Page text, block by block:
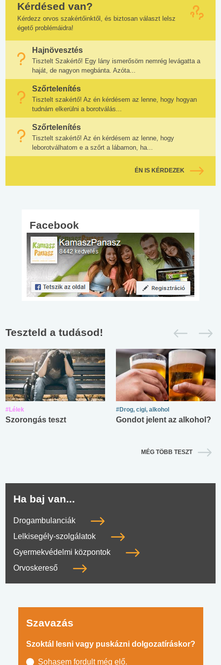
Kérdésed van?
Kérdezz orvos szakértőinktől, és biztosan választ lelsz
égető problémáidra!
Hajnövesztés
Tisztelt Szakértő! Egy lány ismerősöm nemrég levágatta a
haját, de nagyon megbánta. Azóta...
Szőrtelenítés
Tisztelt szakértő! Az én kérdésem az lenne, hogy hogyan
tudnám elkerülni a borotválás...
Szőrtelenítés
Tisztelt szakértő! Az én kérdésem az lenne, hogy
leborotválhatom e a szőrt a lábamon, ha...
ÉN IS KÉRDEZEK
Facebook
Teszteld a tudásod!
#Lélek
Szorongás teszt
#Drog, cigi, alkohol
Gondot jelent az alkohol?
MÉG TÖBB TESZT
Ha baj van...
Drogambulanciák
Lelkisegély-szolgálatok
Gyermekvédelmi központok
Orvoskereső
Szavazás
Szoktál lesni vagy puskázni dolgozatíráskor?
Sohasem fordult még elő.